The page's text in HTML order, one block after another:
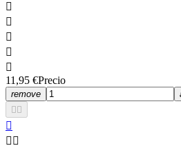





11,95 €Precio
remove
 

 